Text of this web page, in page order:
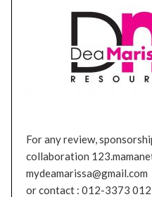
For any review,
collaboration
mydeamarissa@gmail.com
or contact : 012-3373 012